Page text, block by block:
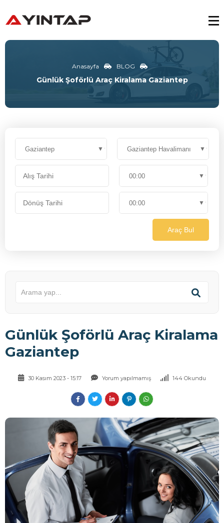
Anasayfa BLOG
Günlük Şoförlü Araç Kiralama Gaziantep
Araç Bul
Günlük Şoförlü Araç Kiralama
Gaziantep
30 Kasım 2023 - 15:17 Yorum yapılmamış 144 Okundu